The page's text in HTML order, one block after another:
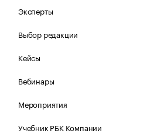
Эксперты
Выбор редакции
Кейсы
Вебинары
Мероприятия
Учебник РБК Компании